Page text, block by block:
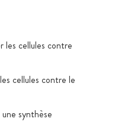
les cellules contre
cellules contre le
synthèse